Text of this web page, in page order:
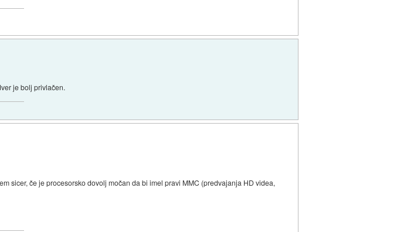
je bolj privlačen.
sicer, če je procesorsko dovolj močan da bi imel pravi MMC (predvajanja HD videa,